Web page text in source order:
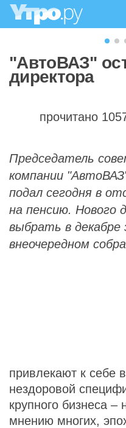
"АвтоВАЗ"
директора
прочитано
Председатель
компании
подал сегодня в
на пенсию. Нового
выбрать в декабре
внеочередном
привлекают к себе
нездоровой
крупного бизнеса –
мнению многих,